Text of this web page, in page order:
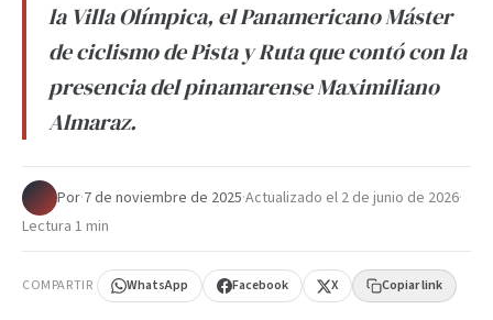
la Villa Olímpica, el Panamericano Máster
de ciclismo de Pista y Ruta que contó con la
presencia del pinamarense Maximiliano
Almaraz.
Por·7 de noviembre de 2025·Actualizado el 2 de junio de 2026·
Lectura 1 min
COMPARTIR WhatsApp Facebook X Copiar link